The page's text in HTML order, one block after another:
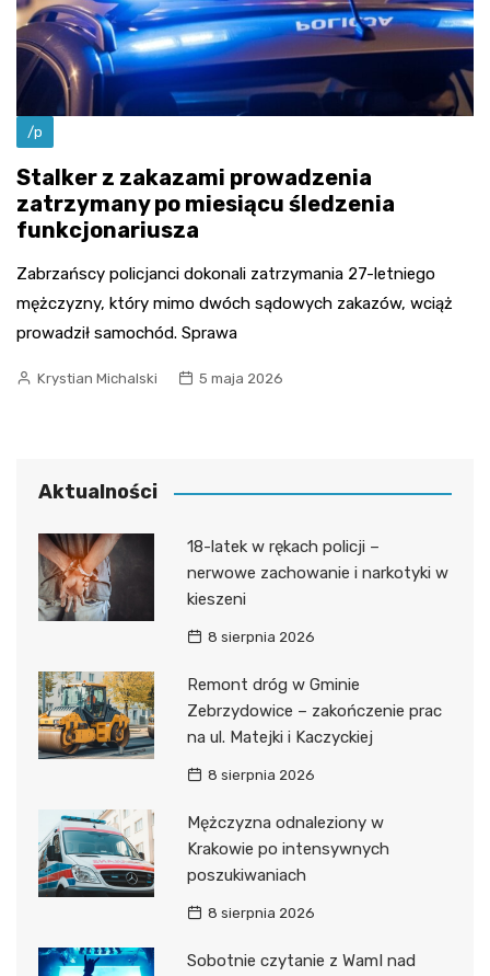
/p
Stalker z zakazami prowadzenia
zatrzymany po miesiącu śledzenia
funkcjonariusza
Zabrzańscy policjanci dokonali zatrzymania 27-letniego
mężczyzny, który mimo dwóch sądowych zakazów, wciąż
prowadził samochód. Sprawa
Krystian Michalski 5 maja 2026
Aktualności
18-latek w rękach policji –
nerwowe zachowanie i narkotyki w
kieszeni
8 sierpnia 2026
Remont dróg w Gminie
Zebrzydowice – zakończenie prac
na ul. Matejki i Kaczyckiej
8 sierpnia 2026
Mężczyzna odnaleziony w
Krakowie po intensywnych
poszukiwaniach
8 sierpnia 2026
Sobotnie czytanie z WamI nad